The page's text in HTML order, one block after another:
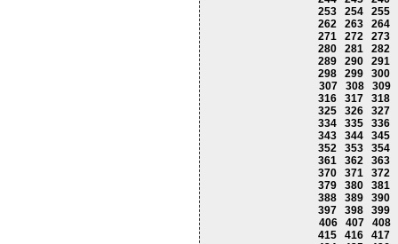
253
254
255
262
263
264
271
272
273
280
281
282
289
290
291
298
299
300
307
308
309
316
317
318
325
326
327
334
335
336
343
344
345
352
353
354
361
362
363
370
371
372
379
380
381
388
389
390
397
398
399
406
407
408
415
416
417